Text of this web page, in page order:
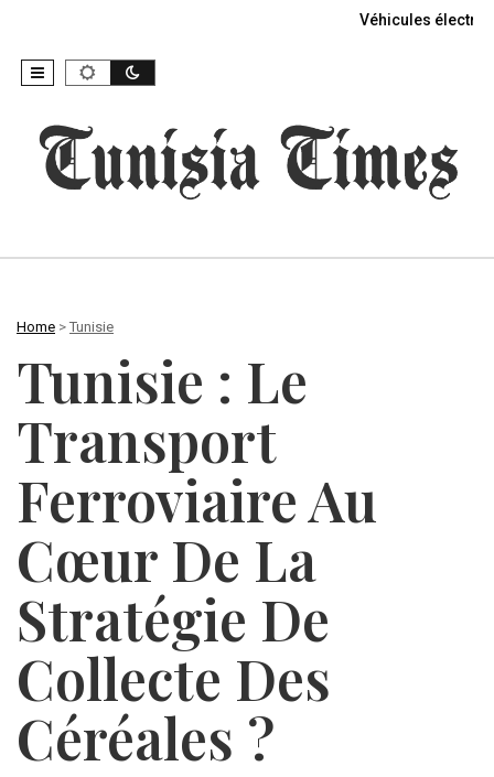
Véhicules
Home > Tunisie
Tunisie : Le
Transport
Ferroviaire Au
Cœur De La
Stratégie De
Collecte Des
Céréales ?